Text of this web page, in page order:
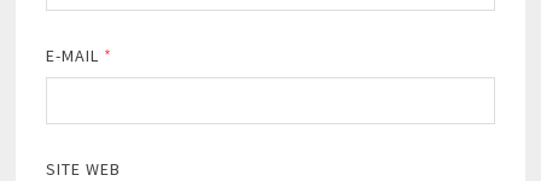
E-MAIL *
SITE WEB